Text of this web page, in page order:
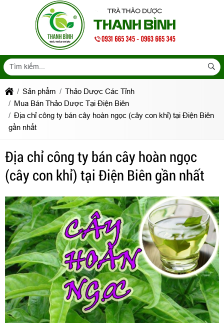
Sản phẩm
Thảo Dược Các Tỉnh
Mua Bán Thảo Dược Tại Điện Biên
Địa chỉ công ty bán cây hoàn ngọc (cây con khỉ) tại Điện Biên
gần nhất
Địa chỉ công ty bán cây hoàn ngọc
(cây con khỉ) tại Điện Biên gần nhất